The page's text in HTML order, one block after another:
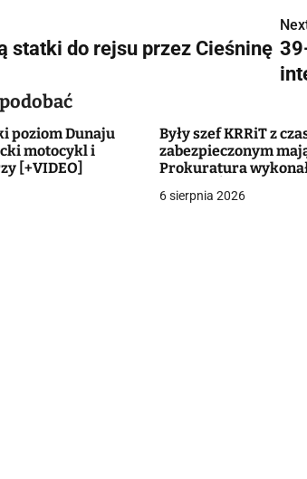
statki do rejsu przez Cieśninę
poziom Dunaju
motocykl i
[+VIDEO]
Były szef KRRiT z
zabezpieczonym
Prokuratura
6 sierpnia 2026